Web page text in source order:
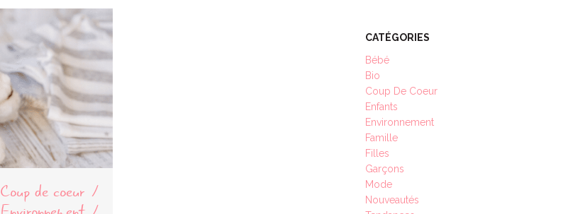
Coup de coeur
CATÉGORIES
Bébé
Bio
Coup De Coeur
Enfants
Environnement
Famille
Filles
Garçons
Mode
Nouveautés